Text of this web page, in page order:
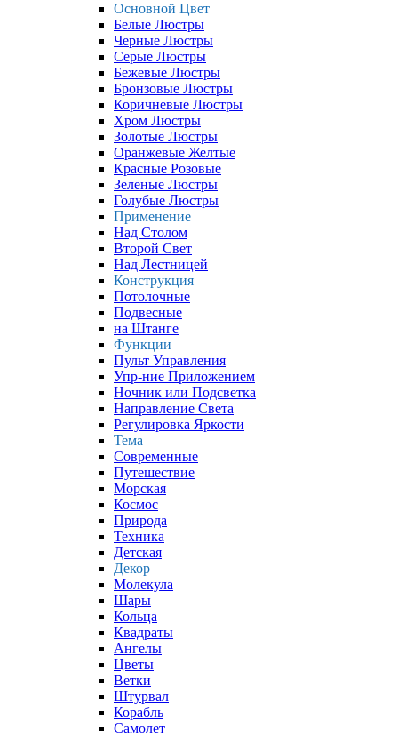
Основной Цвет
Белые Люстры
Черные Люстры
Серые Люстры
Бежевые Люстры
Бронзовые Люстры
Коричневые Люстры
Хром Люстры
Золотые Люстры
Оранжевые Желтые
Красные Розовые
Зеленые Люстры
Голубые Люстры
Применение
Над Столом
Второй Свет
Над Лестницей
Конструкция
Потолочные
Подвесные
на Штанге
Функции
Пульт Управления
Упр-ние Приложением
Ночник или Подсветка
Направление Света
Регулировка Яркости
Тема
Современные
Путешествие
Морская
Космос
Природа
Техника
Детская
Декор
Молекула
Шары
Кольца
Квадраты
Ангелы
Цветы
Ветки
Штурвал
Корабль
Самолет